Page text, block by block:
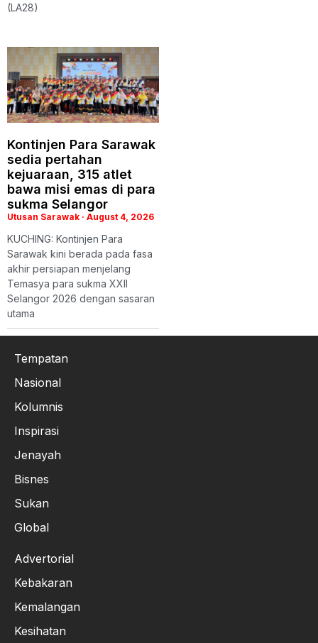
(LA28)
Kontinjen Para Sarawak
sedia pertahan
kejuaraan, 315 atlet
bawa misi emas di para
sukma Selangor
Utusan Sarawak August 4, 2026
KUCHING: Kontinjen Para
Sarawak kini berada pada fasa
akhir persiapan menjelang
Temasya para sukma XXII
Selangor 2026 dengan sasaran
utama
Tempatan
Nasional
Kolumnis
Inspirasi
Jenayah
Bisnes
Sukan
Global
Advertorial
Kebakaran
Kemalangan
Kesihatan